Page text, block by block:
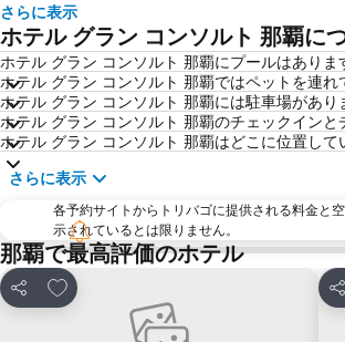
さらに表示
ホテル グラン コンソルト 那覇に
ホテル グラン コンソルト 那覇にプールはありま
ホテル グラン コンソルト 那覇ではペットを連れ
ホテル グラン コンソルト 那覇には駐車場があり
ホテル グラン コンソルト 那覇のチェックイン
ホテル グラン コンソルト 那覇はどこに位置して
さらに表示
各予約サイトからトリバゴに提供される料金と
示されているとは限りません。
那覇で最高評価のホテル
シェア
お気に入りに追加